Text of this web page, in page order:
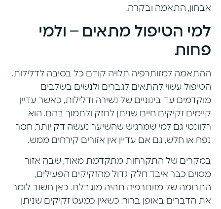
אבחון, התאמה ובקרה.
למי הטיפול מתאים – ולמי
פחות
ההתאמה למזותרפיה תלויה קודם כל בסיבה לדלילות.
הטיפול עשוי להתאים לגברים ולנשים בשלבים
מוקדמים עד בינוניים של נשירה ודלילות, כאשר עדיין
קיימים זקיקים חיים שניתן לחזק ולתמוך בהם. הוא
רלוונטי גם למי שמרגיש שהשיער נעשה דק יותר, חסר
נפח או חלש, גם אם עדיין אין אזורים קירחים ממש.
במקרים של התקרחות מתקדמת מאוד, שבה אזור
מסוים כבר איבד חלק גדול מהזקיקים הפעילים,
התרומה של מזותרפיה תהיה מוגבלת. כאן חשוב לומר
את הדברים באופן ברור: כשאין כמעט זקיקים שניתן